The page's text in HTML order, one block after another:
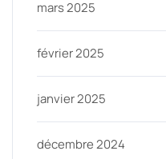
mars 2025
février 2025
janvier 2025
décembre 2024